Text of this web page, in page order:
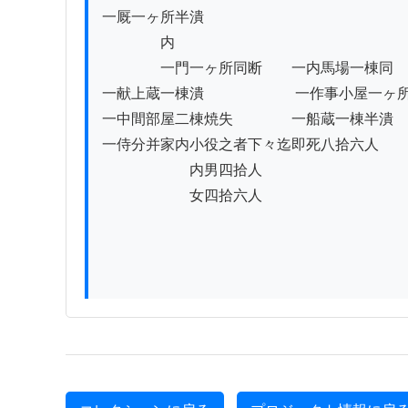
一厩一ヶ所半潰
内
一門一ヶ所同断　　一内馬場一棟同
一献上蔵一棟潰　　　　　　 一作事小屋一ヶ
一中間部屋二棟焼失　　　　一船蔵一棟半潰
一侍分并家内小役之者下々迄即死八拾六人
内男四拾人
女四拾六人